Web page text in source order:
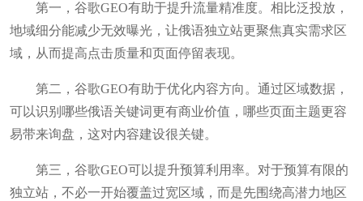
第一，谷歌GEO有助于提升流量精准度。相比泛投放，
地域细分能减少无效曝光，让俄语独立站更聚焦真实需求区
域，从而提高点击质量和页面停留表现。
第二，谷歌GEO有助于优化内容方向。通过区域数据，
可以识别哪些俄语关键词更有商业价值，哪些页面主题更容
易带来询盘，这对内容建设很关键。
第三，谷歌GEO可以提升预算利用率。对于预算有限的
独立站，不必一开始覆盖过宽区域，而是先围绕高潜力地区